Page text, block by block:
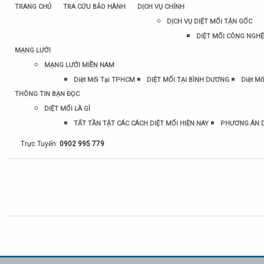
TRANG CHỦ TRA CỨU BẢO HÀNH
DỊCH VỤ CHÍNH
DỊCH VỤ DIỆT MỐI TẬN GỐC
DIỆT MỐI CÔNG
MẠNG LƯỚI
MẠNG LƯỚI MIỀN NAM
Diệt Mối Tại TPHCM
DIỆT MỐI TẠI BÌNH DƯƠNG
Diệt
THÔNG TIN BẠN ĐỌC
DIỆT MỐI LÀ GÌ
TẤT TẦN TẬT CÁC CÁCH DIỆT MỐI HIỆN NAY
PHƯƠNG ÁN
Trực Tuyến: 0902 995 779